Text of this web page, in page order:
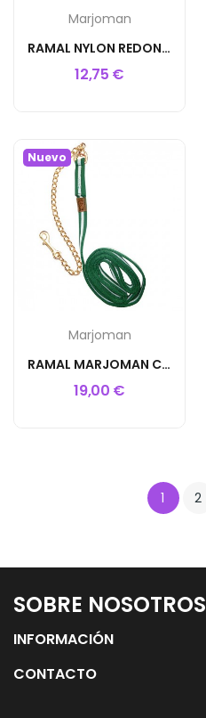
Marjoman
RAMAL NYLON REDONDO 3M MOSQUETON
12,75 €
Nuevo
Marjoman
RAMAL MARJOMAN CANUTILLO 6M CADENA
19,00 €
1 2
SOBRE NOSOTROS
INFORMACIÓN
CONTACTO